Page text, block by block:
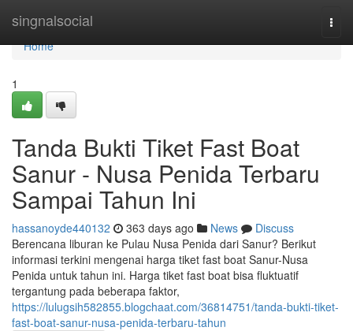
singnalsocial
Home
Home
1
Tanda Bukti Tiket Fast Boat
Sanur - Nusa Penida Terbaru
Sampai Tahun Ini
hassanoyde440132 363 days ago News
Discuss
Berencana liburan ke Pulau Nusa Penida dari Sanur? Berikut
informasi terkini mengenai harga tiket fast boat Sanur-Nusa
Penida untuk tahun ini. Harga tiket fast boat bisa fluktuatif
tergantung pada beberapa faktor,
https://lulugsih582855.blogchaat.com/36814751/tanda-bukti-tiket-
fast-boat-sanur-nusa-penida-terbaru-tahun